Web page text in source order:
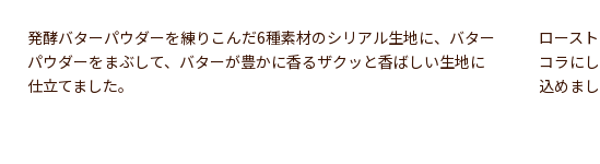
発酵バターパウダーを練りこんだ6種素材のシリアル生地に、バター
パウダーをまぶして、バターが豊かに香るザクッと香ばしい生地に
仕立てました。
ロース
コラに
込めまし